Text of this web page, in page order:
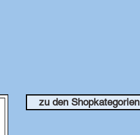
zu den Shopkategorien